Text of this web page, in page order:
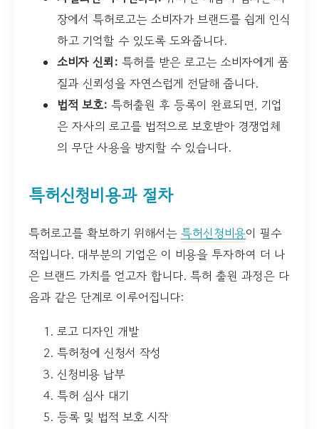
장에서 특허로고는 소비자가 브랜드를 쉽게 인식
하고 기억할 수 있도록 도와줍니다.
소비자 신뢰: 특허를 받은 로고는 소비자에게 품
질과 신뢰성을 자연스럽게 전달해 줍니다.
법적 보호: 특허출원 후 등록이 완료되면, 기업
은 자사의 로고를 법적으로 보호받아 경쟁업체
의 무단 사용을 방지할 수 있습니다.
특허신청비용과 절차
특허로고를 확보하기 위해서는 특허신청비용이 필수
적입니다. 대부분의 기업은 이 비용을 투자하여 더 나
은 브랜드 가치를 얻고자 합니다. 특허 출원 과정은 다
음과 같은 단계로 이루어집니다:
로고 디자인 개발
특허청에 신청서 작성
신청비용 납부
특허 심사 대기
등록 및 법적 보호 시작